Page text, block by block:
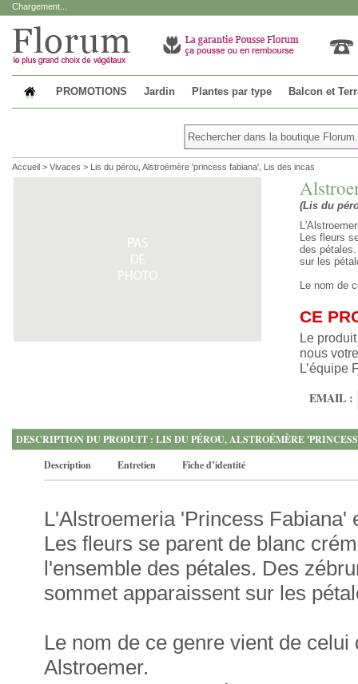
Chargement...
PROMOTIONS Jardin Plantes par type Balcon et
Accueil > Vivaces > Lis du pérou, Alstroémère 'princess fabiana', Lis des incas
(Lis du
Les fleurs
des
sur les
Le nom de
CE
Le
nous
L’équipe
EMAIL :
DESCRIPTION DU PRODUIT : LIS DU PÉROU, ALSTROÉMÈRE
Description
Entretien Fiche d’identité
L'Alstroemeria 'Princess Fabiana'
Les fleurs se parent de blanc
l'ensemble des pétales. Des
sommet apparaissent sur les
Le nom de ce genre vient de
Alstroemer.